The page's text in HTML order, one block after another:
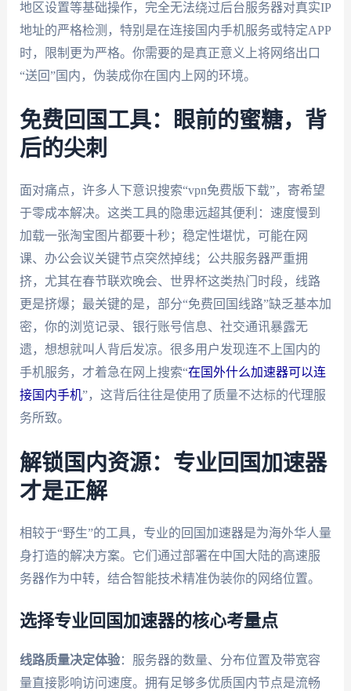
地区设置等基础操作，完全无法绕过后台服务器对真实IP
地址的严格检测，特别是在连接国内手机服务或特定APP
时，限制更为严格。你需要的是真正意义上将网络出口
“送回”国内，伪装成你在国内上网的环境。
免费回国工具：眼前的蜜糖，背
后的尖刺
面对痛点，许多人下意识搜索“vpn免费版下载”，寄希望
于零成本解决。这类工具的隐患远超其便利：速度慢到
加载一张淘宝图片都要十秒；稳定性堪忧，可能在网
课、办公会议关键节点突然掉线；公共服务器严重拥
挤，尤其在春节联欢晚会、世界杯这类热门时段，线路
更是挤爆；最关键的是，部分“免费回国线路”缺乏基本加
密，你的浏览记录、银行账号信息、社交通讯暴露无
遗，想想就叫人背后发凉。很多用户发现连不上国内的
手机服务，才着急在网上搜索“在国外什么加速器可以连
接国内手机”，这背后往往是使用了质量不达标的代理服
务所致。
解锁国内资源：专业回国加速器
才是正解
相较于“野生”的工具，专业的回国加速器是为海外华人量
身打造的解决方案。它们通过部署在中国大陆的高速服
务器作为中转，结合智能技术精准伪装你的网络位置。
选择专业回国加速器的核心考量点
线路质量决定体验：服务器的数量、分布位置及带宽容
量直接影响访问速度。拥有足够多优质国内节点是流畅